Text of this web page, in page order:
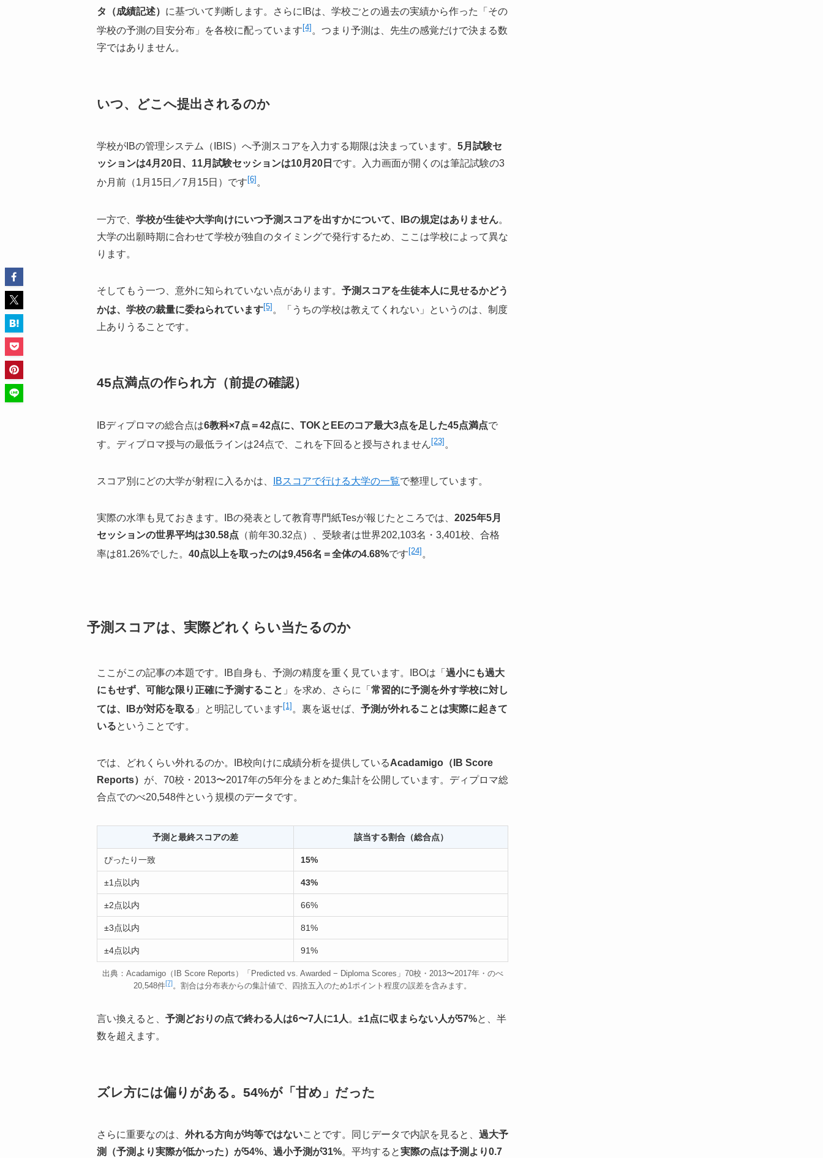
タ（成績記述） に基づいて判断します。さらにIBは、学校ごとの過去の実績から作った「その
学校の予測の目安分布」を各校に配っています [4] 。つまり予測は、先生の感覚だけで決まる数
字ではありません。
いつ、どこへ提出されるのか
学校がIBの管理システム（IBIS）へ予測スコアを入力する期限は決まっています。 5月試験セ
ッションは4月20日、11月試験セッションは10月20日 です。入力画面が開くのは筆記試験の3
か月前（1月15日／7月15日）です [6] 。
一方で、 学校が生徒や大学向けにいつ予測スコアを出すかについて、IBの規定はありません。
大学の出願時期に合わせて学校が独自のタイミングで発行するため、ここは学校によって異な
ります。
そしてもう一つ、意外に知られていない点があります。 予測スコアを生徒本人に見せるかどう
かは、学校の裁量に委ねられています[5] 。「うちの学校は教えてくれない」というのは、制度
上ありうることです。
45点満点の作られ方（前提の確認）
IBディプロマの総合点は6教科×7点＝42点に、TOKとEEのコア最大3点を足した45点満点で
す。ディプロマ授与の最低ラインは24点で、これを下回ると授与されません [23] 。
スコア別にどの大学が射程に入るかは、 IBスコアで行ける大学の一覧で整理しています。
実際の水準も見ておきます。IBの発表として教育専門紙Tesが報じたところでは、 2025年5月
セッションの世界平均は30.58点 （前年30.32点）、受験者は世界202,103名・3,401校、合格
率は81.26%でした。 40点以上を取ったのは9,456名＝全体の4.68%です [24] 。
予測スコアは、実際どれくらい当たるのか
ここがこの記事の本題です。IB自身も、予測の精度を重く見ています。IBOは「 過小にも過大
にもせず、可能な限り正確に予測すること 」を求め、さらに「 常習的に予測を外す学校に対し
ては、IBが対応を取る 」と明記しています [1] 。裏を返せば、 予測が外れることは実際に起きて
いるということです。
では、どれくらい外れるのか。IB校向けに成績分析を提供しているAcadamigo（IB Score
Reports） が、70校・2013〜2017年の5年分をまとめた集計を公開しています。ディプロマ総
合点でのべ20,548件という規模のデータです。
予測と最終スコアの差 該当する割合（総合点）
ぴったり一致 15%
±1点以内 43%
±2点以内 66%
±3点以内 81%
±4点以内 91%
出典：Acadamigo（IB Score Reports）「Predicted vs. Awarded − Diploma Scores」70校・2013〜2017年・のべ
20,548件[7]。割合は分布表からの集計値で、四捨五入のため1ポイント程度の誤差を含みます。
言い換えると、 予測どおりの点で終わる人は6〜7人に1人 。 ±1点に収まらない人が57%と、半
数を超えます。
ズレ方には偏りがある。54%が「甘め」だった
さらに重要なのは、 外れる方向が均等ではないことです。同じデータで内訳を見ると、 過大予
測（予測より実際が低かった）が54%、過小予測が31%。平均すると実際の点は予測より0.7